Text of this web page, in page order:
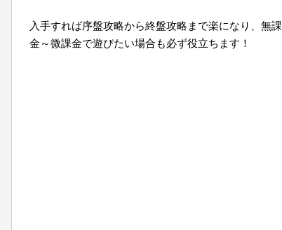
入手すれば序盤攻略から終盤攻略まで楽になり、無課
金～微課金で遊びたい場合も必ず役立ちます！